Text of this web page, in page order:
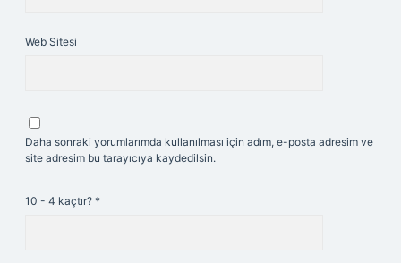
Web Sitesi
Daha sonraki yorumlarımda kullanılması için adım, e-posta adresim ve
site adresim bu tarayıcıya kaydedilsin.
10 - 4 kaçtır? *